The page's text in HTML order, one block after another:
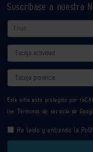
Suscríbase a nuestra
Email
Actividad
Provincia
Este sitio está protegido por
los Términos de servicio de
He leído y entiendo la